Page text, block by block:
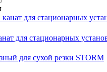
для стационарных